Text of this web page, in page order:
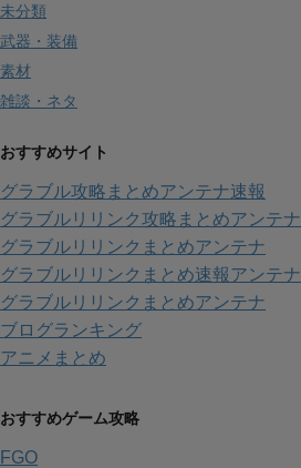
未分類
武器・装備
素材
雑談・ネタ
おすすめサイト
グラブル攻略まとめアンテナ速報
グラブルリリンク攻略まとめアンテナ
グラブルリリンクまとめアンテナ
グラブルリリンクまとめ速報アンテナ
グラブルリリンクまとめアンテナ
ブログランキング
アニメまとめ
おすすめゲーム攻略
FGO